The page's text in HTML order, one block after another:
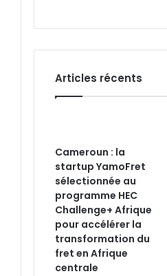
Articles récents
Cameroun : la
startup YamoFret
sélectionnée au
programme HEC
Challenge+ Afrique
pour accélérer la
transformation du
fret en Afrique
centrale